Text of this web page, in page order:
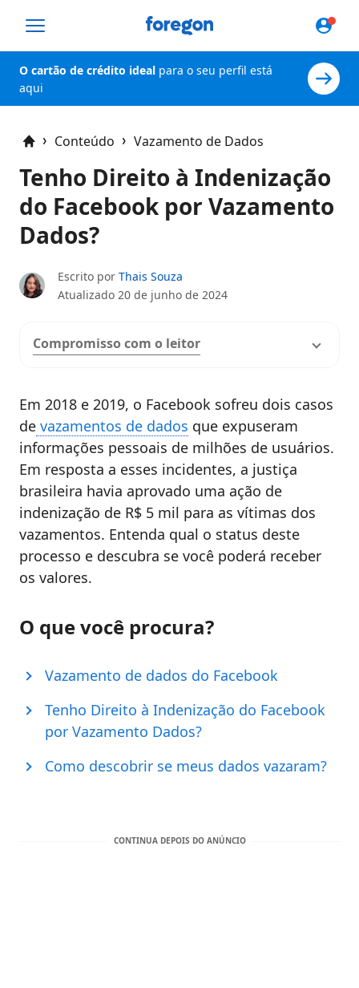
Foregon.com
O cartão de crédito ideal para o seu perfil está
aqui
HomeConteúdo Vazamento de Dados
Tenho Direito à Indenização
do Facebook por Vazamento
Dados?
Escrito por Thais Souza
Atualizado 20 de junho de 2024
Compromisso com o leitor
Em 2018 e 2019, o Facebook sofreu dois casos
de vazamentos de dados que expuseram
informações pessoais de milhões de usuários.
Em resposta a esses incidentes, a justiça
brasileira havia aprovado uma ação de
indenização de R$ 5 mil para as vítimas dos
vazamentos. Entenda qual o status deste
processo e descubra se você poderá receber
os valores.
O que você procura?
Vazamento de dados do Facebook
Tenho Direito à Indenização do Facebook
por Vazamento Dados?
Como descobrir se meus dados vazaram?